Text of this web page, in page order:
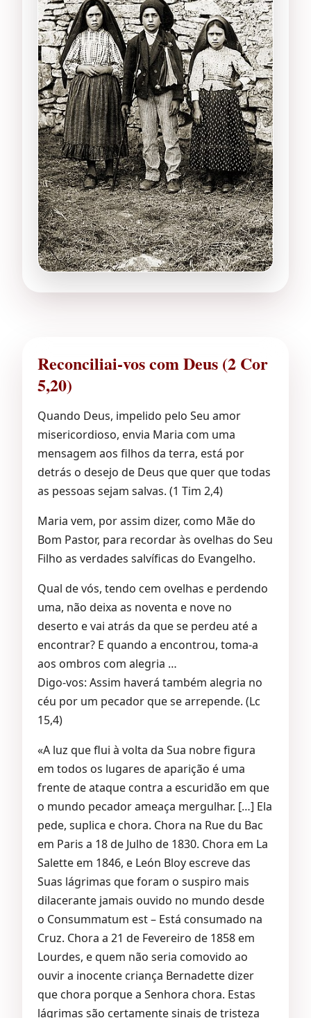
Reconciliai-vos com Deus (2 Cor
5,20)
Quando Deus, impelido pelo Seu amor
misericordioso, envia Maria com uma
mensagem aos filhos da terra, está por
detrás o desejo de Deus que quer que todas
as pessoas sejam salvas. (1 Tim 2,4)
Maria vem, por assim dizer, como Mãe do
Bom Pastor, para recordar às ovelhas do Seu
Filho as verdades salvíficas do Evangelho.
Qual de vós, tendo cem ovelhas e perdendo
uma, não deixa as noventa e nove no
deserto e vai atrás da que se perdeu até a
encontrar? E quando a encontrou, toma-a
aos ombros com alegria …
Digo-vos: Assim haverá também alegria no
céu por um pecador que se arrepende. (Lc
15,4)
«A luz que flui à volta da Sua nobre figura
em todos os lugares de aparição é uma
frente de ataque contra a escuridão em que
o mundo pecador ameaça mergulhar. […] Ela
pede, suplica e chora. Chora na Rue du Bac
em Paris a 18 de Julho de 1830. Chora em La
Salette em 1846, e León Bloy escreve das
Suas lágrimas que foram o suspiro mais
dilacerante jamais ouvido no mundo desde
o Consummatum est – Está consumado na
Cruz. Chora a 21 de Fevereiro de 1858 em
Lourdes, e quem não seria comovido ao
ouvir a inocente criança Bernadette dizer
que chora porque a Senhora chora. Estas
lágrimas são certamente sinais de tristeza